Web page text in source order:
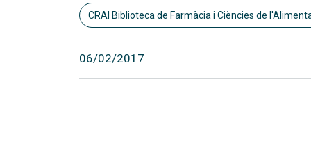
CRAI Biblioteca de Farmàcia i Ciències de
06/02/2017